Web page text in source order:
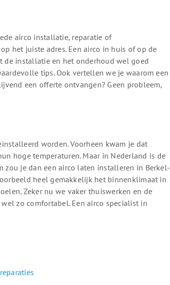
airco installatie, reparatie of
het juiste adres. Een airco in huis of op de
de installatie en het onderhoud wel goed
tips. Ook vertellen we je waarom een
een offerte ontvangen? Geen probleem,
worden. Voorheen kwam je dat
hoge temperaturen. Maar in Nederland is de
zou je dan een airco laten installeren in Berkel-
heel gemakkelijk het binnenklimaat in
Zeker nu we vaker thuiswerken en de
zo comfortabel. Een airco specialist in